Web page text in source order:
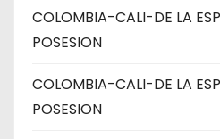
COLOMBIA-CALI-DE LA
POSESION
COLOMBIA-CALI-DE LA
POSESION